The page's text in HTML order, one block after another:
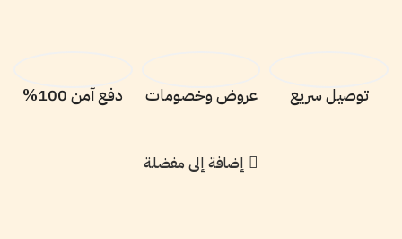
توصيل سريع عروض وخصومات دفع آمن 100%
إضافة إلى مفضلة